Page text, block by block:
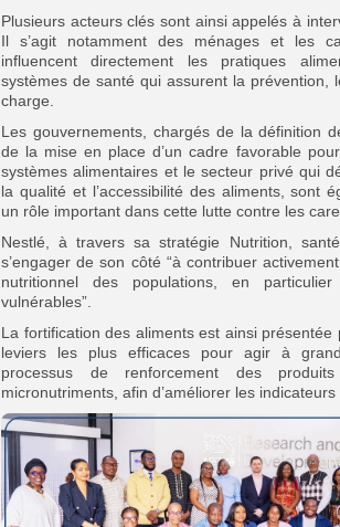
Plusieurs acteurs clés sont ainsi appelés à
Il s’agit notamment des ménages et les
influencent directement les pratiques
systèmes de santé qui assurent la prévention,
charge.
Les gouvernements, chargés de la définition
de la mise en place d’un cadre favorable
systèmes alimentaires et le secteur privé qui
la qualité et l’accessibilité des aliments, sont
un rôle important dans cette lutte contre les
Nestlé, à travers sa stratégie Nutrition,
s’engager de son côté “à contribuer
nutritionnel des populations, en
vulnérables”.
La fortification des aliments est ainsi
leviers les plus efficaces pour agir à
processus de renforcement des
micronutriments, afin d’améliorer les